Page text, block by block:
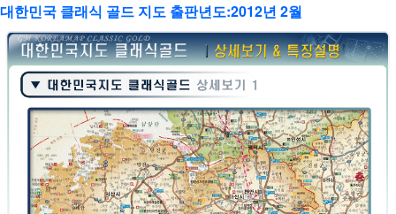
대한민국 클래식 골드 지도 출판년도:2012년 2월